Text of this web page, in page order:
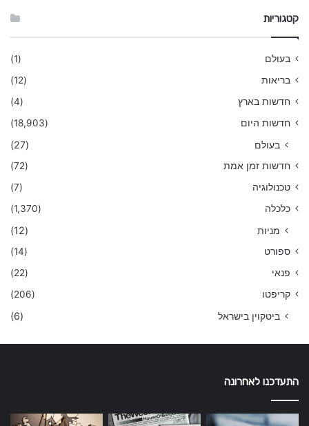
קטגוריות
בעולם
(1)
בריאות
(12)
חדשות בארץ
(4)
חדשות היום
(18,903)
בעולם (27)
חדשות זמן אמת
(72)
טכנולוגיה
(7)
כלכלה
(1,370)
מניות (12)
ספורט
(14)
פנאי
(22)
קריפטו
(206)
ביטקוין בישראל (6)
התעדכנו לאחרונה